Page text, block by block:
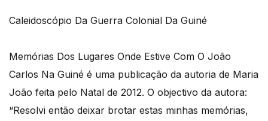
Caleidoscópio Da Guerra Colonial Da Guiné
Memórias Dos Lugares Onde Estive Com O João
Carlos Na Guiné é uma publicação da autoria de Maria
João feita pelo Natal de 2012. O objectivo da autora:
“Resolvi então deixar brotar estas minhas memórias,